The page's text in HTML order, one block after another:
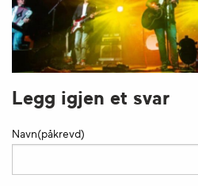
Legg igjen et svar
Navn(påkrevd)